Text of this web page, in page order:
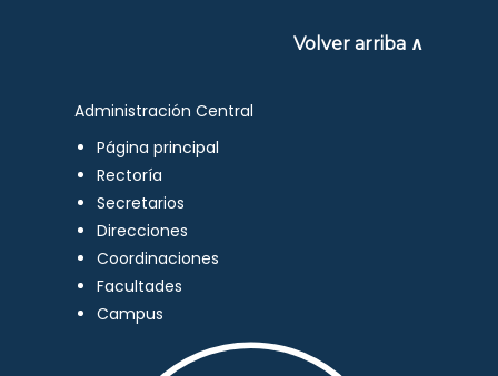
Volver arriba ∧
Administración Central
Página principal
Rectoría
Secretarios
Direcciones
Coordinaciones
Facultades
Campus